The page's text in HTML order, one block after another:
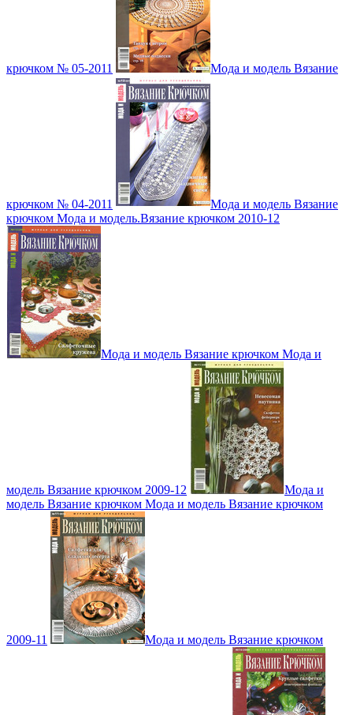
крючком № 05-2011 Мода и модель Вязание
крючком № 04-2011
Мода и модель Вязание
крючком Мода и модель.Вязание крючком 2010-12
Мода и модель Вязание крючком Мода и
модель Вязание крючком 2009-12
Мода и
модель Вязание крючком Мода и модель Вязание крючком
2009-11 Мода и модель Вязание крючком